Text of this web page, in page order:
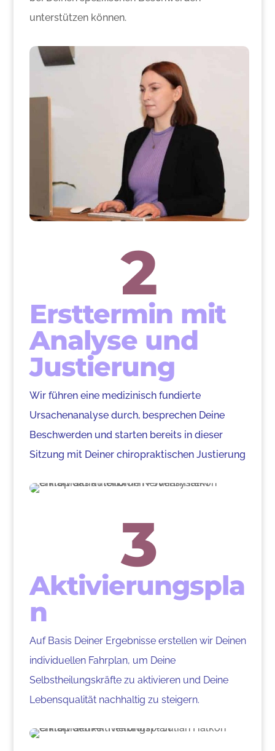
unterstützen können.
2
Ersttermin mit
Analyse und
Justierung
Wir führen eine medizinisch fundierte
Ursachenanalyse durch, besprechen Deine
Beschwerden und starten bereits in dieser
Sitzung mit Deiner chiropraktischen Justierung
3
Aktivierungspla
n
Auf Basis Deiner Ergebnisse erstellen wir Deinen
individuellen Fahrplan, um Deine
Selbstheilungskräfte zu aktivieren und Deine
Lebensqualität nachhaltig zu steigern.